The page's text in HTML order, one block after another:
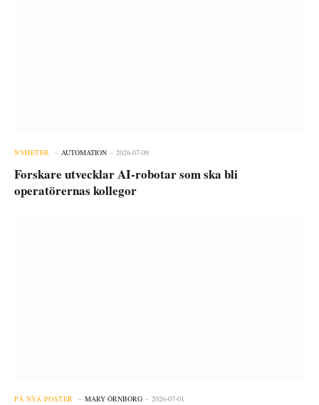
NYHETER AUTOMATION 2026-07-09
Forskare utvecklar AI-robotar som ska bli
operatörernas kollegor
PÅ NYA POSTER MARY ÖRNBORG 2026-07-01